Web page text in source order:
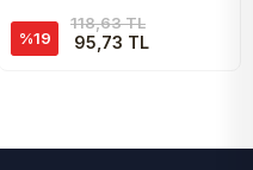
%19
118,63 TL
95,73 TL